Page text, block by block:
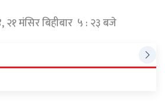
२१ मंसिर बिहीबार ५ : २३ बजे